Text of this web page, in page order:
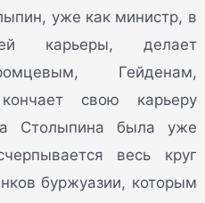
уже как министр, в
карьеры, делает
Гейденам,
свою карьеру
Столыпина была уже
весь круг
буржуазии, которым